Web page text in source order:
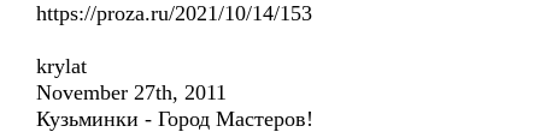
https://proza.ru/2021/10/14/153
krylat
November 27th, 2011
Кузьминки - Город Мастеров!